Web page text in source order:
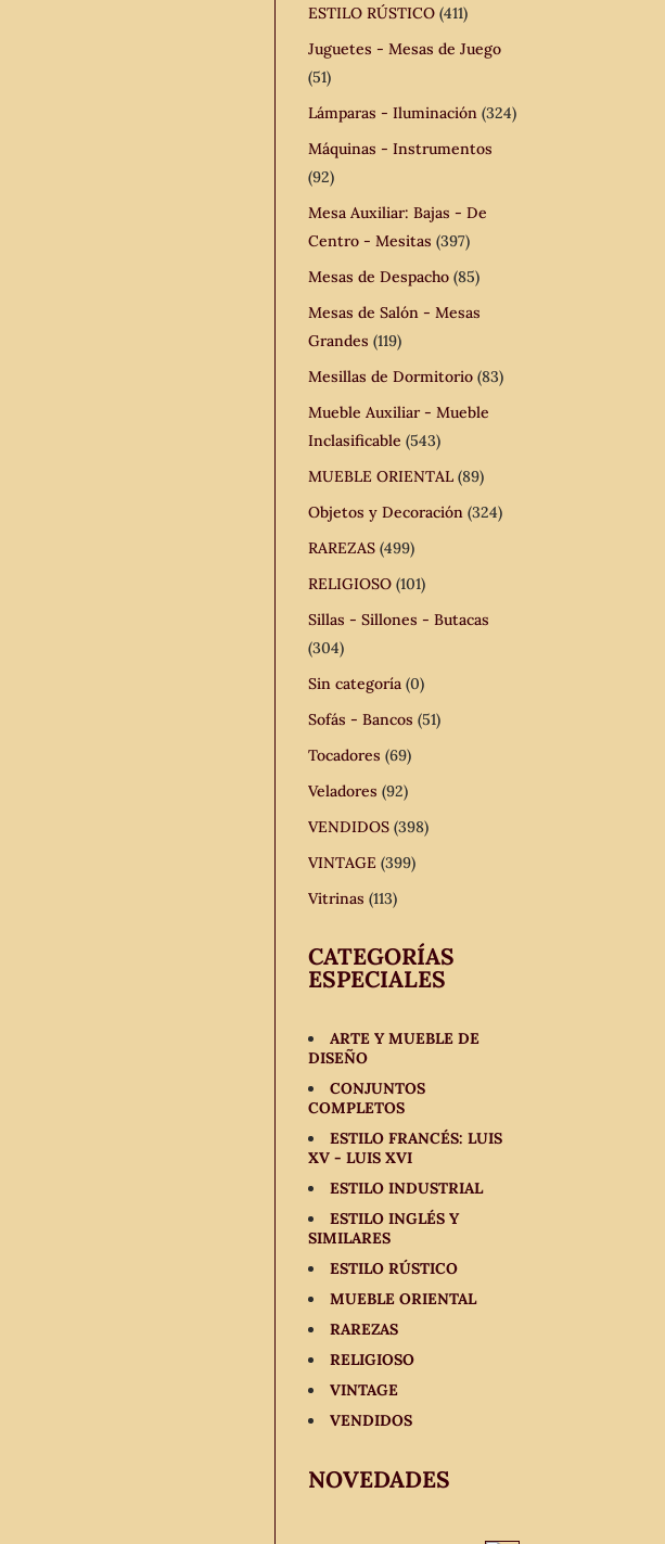
ESTILO RÚSTICO (411)
Juguetes - Mesas de Juego
(51)
Lámparas - Iluminación (324)
Máquinas - Instrumentos
(92)
Mesa Auxiliar: Bajas - De
Centro - Mesitas (397)
Mesas de Despacho (85)
Mesas de Salón - Mesas
Grandes (119)
Mesillas de Dormitorio (83)
Mueble Auxiliar - Mueble
Inclasificable (543)
MUEBLE ORIENTAL (89)
Objetos y Decoración (324)
RAREZAS (499)
RELIGIOSO (101)
Sillas - Sillones - Butacas
(304)
Sin categoría (0)
Sofás - Bancos (51)
Tocadores (69)
Veladores (92)
VENDIDOS (398)
VINTAGE (399)
Vitrinas (113)
CATEGORÍAS
ESPECIALES
ARTE Y MUEBLE DE
DISEÑO
CONJUNTOS
COMPLETOS
ESTILO FRANCÉS: LUIS
XV - LUIS XVI
ESTILO INDUSTRIAL
ESTILO INGLÉS Y
SIMILARES
ESTILO RÚSTICO
MUEBLE ORIENTAL
RAREZAS
RELIGIOSO
VINTAGE
VENDIDOS
NOVEDADES